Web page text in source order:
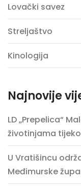
Lovački savez
Streljaštvo
Kinologija
Najnovije
LD „Prepelica“
životinjama
U Vratišincu
Međimurske